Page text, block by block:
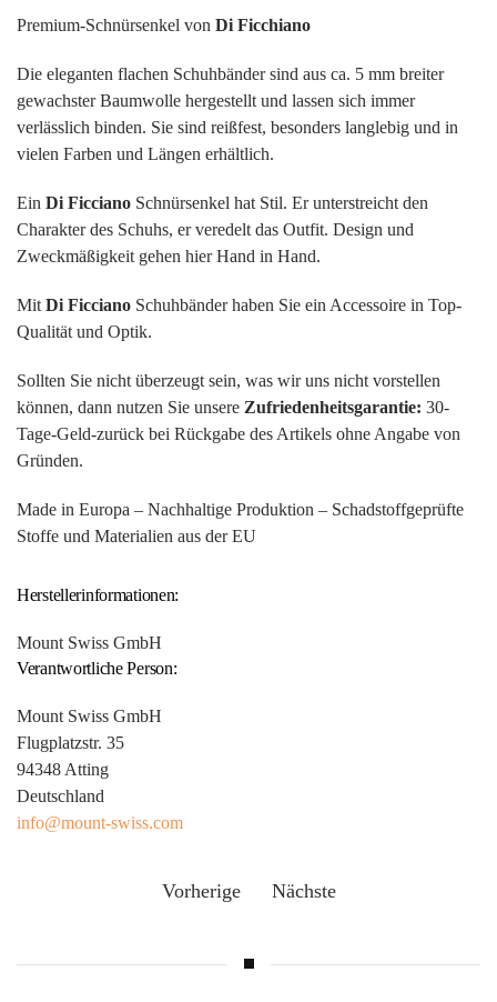
Premium-Schnürsenkel von Di Ficchiano
Die eleganten flachen Schuhbänder sind aus ca. 5 mm breiter
gewachster Baumwolle hergestellt und lassen sich immer
verlässlich binden. Sie sind reißfest, besonders langlebig und in
vielen Farben und Längen erhältlich.
Ein Di Ficciano Schnürsenkel hat Stil. Er unterstreicht den
Charakter des Schuhs, er veredelt das Outfit. Design und
Zweckmäßigkeit gehen hier Hand in Hand.
Mit Di Ficciano Schuhbänder haben Sie ein Accessoire in Top-
Qualität und Optik.
Sollten Sie nicht überzeugt sein, was wir uns nicht vorstellen
können, dann nutzen Sie unsere Zufriedenheitsgarantie: 30-
Tage-Geld-zurück bei Rückgabe des Artikels ohne Angabe von
Gründen.
Made in Europa – Nachhaltige Produktion – Schadstoffgeprüfte
Stoffe und Materialien aus der EU
Herstellerinformationen:
Mount Swiss GmbH
Verantwortliche Person:
Mount Swiss GmbH
Flugplatzstr. 35
94348 Atting
Deutschland
info@mount-swiss.com
Vorherige Nächste